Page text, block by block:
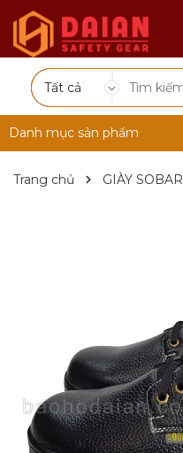
Tất cả
Danh mục sản phẩm
Trang chủ GIÀY SOBAR